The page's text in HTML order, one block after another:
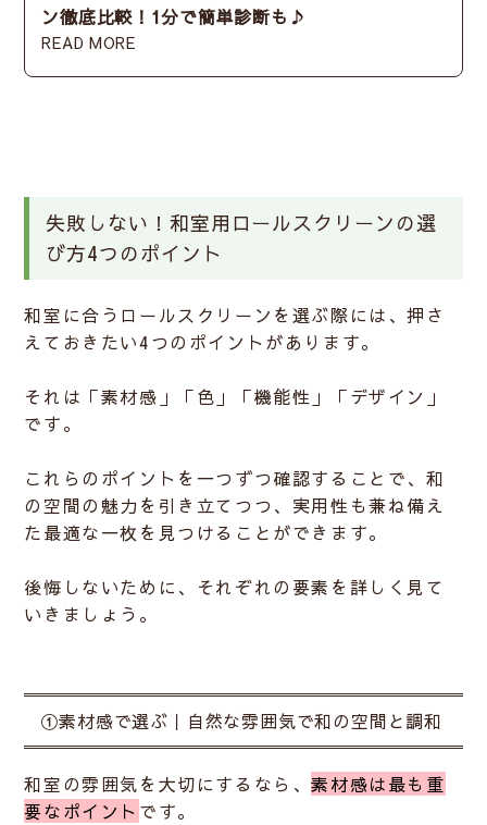
ン徹底比較！1分で簡単診断も♪
READ MORE
失敗しない！和室用ロールスクリーンの選
び方4つのポイント
和室に合うロールスクリーンを選ぶ際には、押さ
えておきたい4つのポイントがあります。
それは 「素材感」「色」「機能性」「デザイン」
です。
これらのポイントを一つずつ確認することで、和
の空間の魅力を引き立てつつ、実用性も兼ね備え
た最適な一枚を見つけることができます。
後悔しないために、それぞれの要素を詳しく見て
いきましょう。
①素材感で選ぶ｜自然な雰囲気で和の空間と調和
和室の雰囲気を大切にするなら、素材感は最も重
要なポイント です。